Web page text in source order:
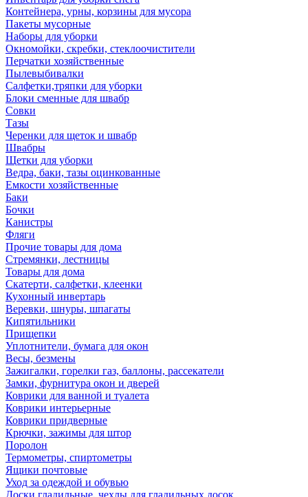
Контейнера, урны, корзины для мусора
Пакеты мусорные
Наборы для уборки
Окномойки, скребки, стеклоочистители
Перчатки хозяйственные
Пылевыбивалки
Салфетки,тряпки для уборки
Блоки сменные для швабр
Совки
Тазы
Черенки для щеток и швабр
Швабры
Щетки для уборки
Ведра, баки, тазы оцинкованные
Емкости хозяйственные
Баки
Бочки
Канистры
Фляги
Прочие товары для дома
Стремянки, лестницы
Товары для дома
Скатерти, салфетки, клеенки
Кухонный инвертарь
Веревки, шнуры, шпагаты
Кипятильники
Прищепки
Уплотнители, бумага для окон
Весы, безмены
Зажигалки, горелки газ, баллоны, рассекатели
Замки, фурнитура окон и дверей
Коврики для ванной и туалета
Коврики интерьерные
Коврики придверные
Крючки, зажимы для штор
Поролон
Термометры, спиртометры
Ящики почтовые
Уход за одеждой и обувью
Доски гладильные, чехлы для гладильных досок